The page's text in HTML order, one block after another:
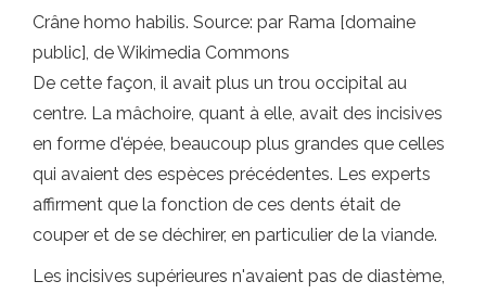
Crâne homo habilis. Source: par Rama [domaine
public], de Wikimedia Commons
De cette façon, il avait plus un trou occipital au
centre. La mâchoire, quant à elle, avait des incisives
en forme d'épée, beaucoup plus grandes que celles
qui avaient des espèces précédentes. Les experts
affirment que la fonction de ces dents était de
couper et de se déchirer, en particulier de la viande.
Les incisives supérieures n'avaient pas de diastème,